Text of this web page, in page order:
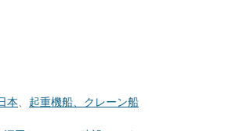
本 起重機船、クレーン船